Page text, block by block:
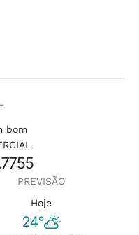
bom
PREVISÃO
Hoje
24°